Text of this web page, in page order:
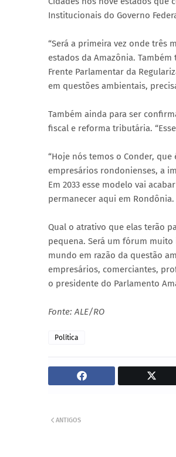
Institucionais do Governo
“Será a primeira vez onde três
estados da Amazônia.
Frente Parlamentar da
em questões ambientais,
Também ainda para ser
fiscal e reforma tributária.
“Hoje nós temos o Conder,
empresários rondonienses, a
Em 2033 esse modelo vai
permanecer aqui em Rondônia.
Qual o atrativo que elas terão
pequena. Será um fórum
mundo em razão da questão
empresários, comerciantes,
o presidente do Parlamento
Fonte: ALE/RO
Política
ANTIGOS